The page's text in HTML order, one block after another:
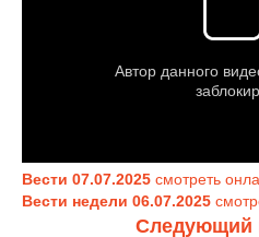
Вести 07.07.2025 смотреть
Вести недели 06.07.2025
Следующий